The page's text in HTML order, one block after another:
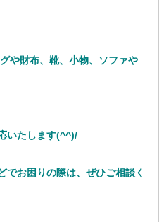
や財布、靴、小物、ソファや
いたします(^^)/
でお困りの際は、ぜひご相談く